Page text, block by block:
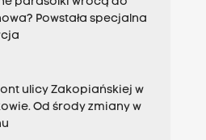
Powstała specjalna
ulicy Zakopiańskiej w
Od środy zmiany w